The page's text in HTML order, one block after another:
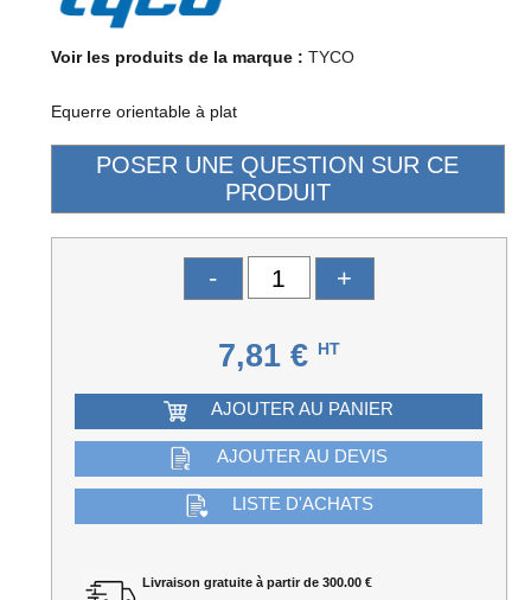
Voir les produits de la marque : TYCO
Equerre orientable à plat
- +
7,81 € HT
AJOUTER AU PANIER
AJOUTER AU DEVIS
LISTE D'ACHATS
Livraison gratuite à partir de 300.00 €